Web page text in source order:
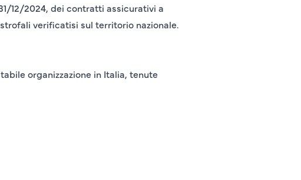
12/2024, dei contratti assicurativi a
verificatisi sul territorio nazionale.
organizzazione in Italia, tenute